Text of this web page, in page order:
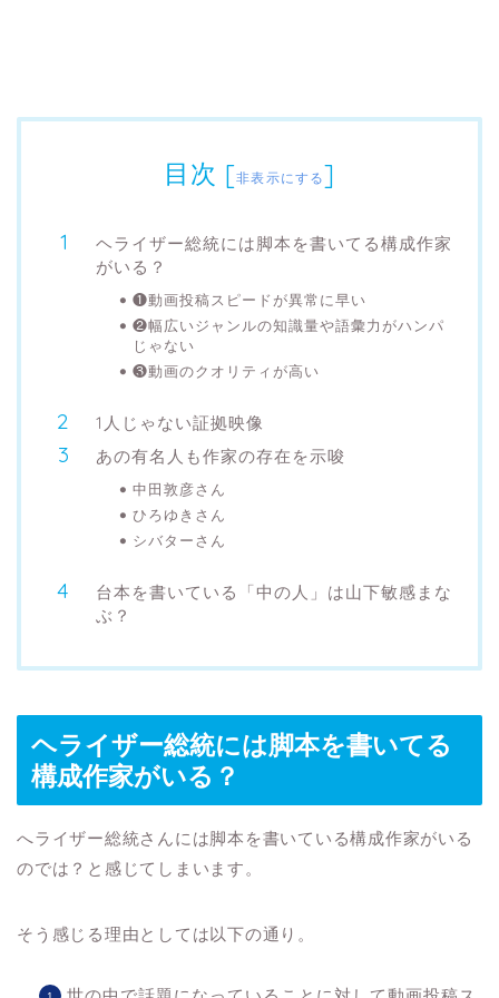
目次 [非表示にする]
ヘライザー総統には脚本を書いてる構成作家
がいる？
❶動画投稿スピードが異常に早い
❷幅広いジャンルの知識量や語彙力がハンパ
じゃない
❸動画のクオリティが高い
1人じゃない証拠映像
あの有名人も作家の存在を示唆
中田敦彦さん
ひろゆきさん
シバターさん
台本を書いている「中の人」は山下敏感まな
ぶ？
ヘライザー総統には脚本を書いてる
構成作家がいる？
へライザー総統さんには脚本を書いている構成作家がいる
のでは？と感じてしまいます。
そう感じる理由としては以下の通り。